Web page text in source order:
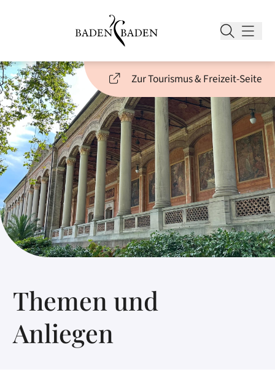
Zur Tourismus & Freizeit-Seite
Themen und
Anliegen